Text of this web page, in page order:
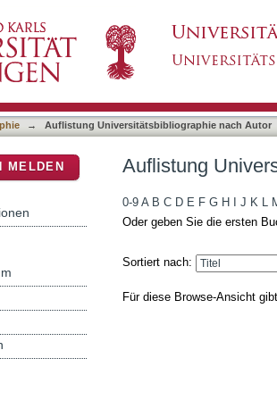
→ Auflistung Universitätsbibliographie nach Autor
Auflistung
0-9 A B C D E F G H J K L
Oder geben Sie die ersten
Sortiert nach:
Für diese Browse-Ansicht
MELDEN